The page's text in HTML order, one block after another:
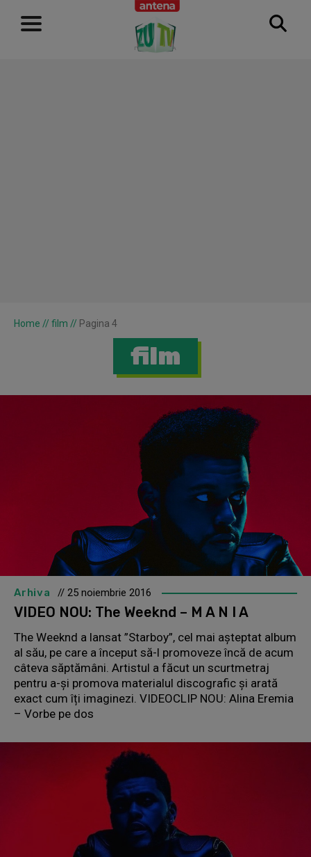
RECLAMĂ
Home // film // Pagina 4
film
Arhiva // 25 noiembrie 2016
VIDEO NOU: The Weeknd – M A N I A
The Weeknd a lansat ”Starboy”, cel mai așteptat album
al său, pe care a început să-l promoveze încă de acum
câteva săptămâni. Artistul a făcut un scurtmetraj
pentru a-și promova materialul discografic și arată
exact cum îți imaginezi. VIDEOCLIP NOU: Alina Eremia
– Vorbe pe dos